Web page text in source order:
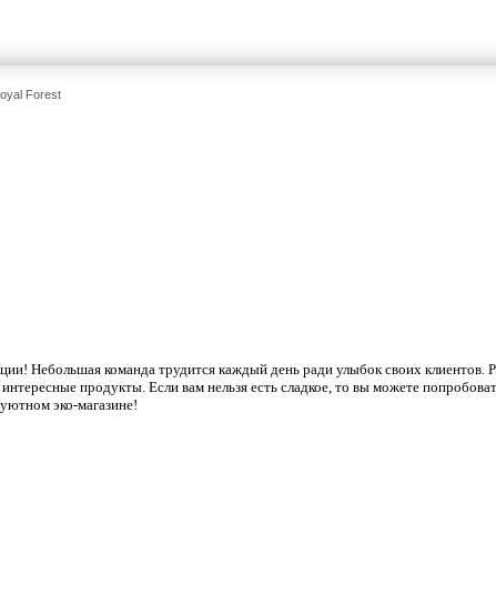
Forest
Небольшая команда трудится каждый день ради улыбок своих клиентов.
продукты. Если вам нельзя есть сладкое, то вы можете
эко-магазине!